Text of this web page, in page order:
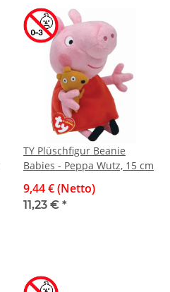
TY Plüschfigur Beanie
Babies - Peppa Wutz, 15 cm
9,44 € (Netto)
11,23 € *